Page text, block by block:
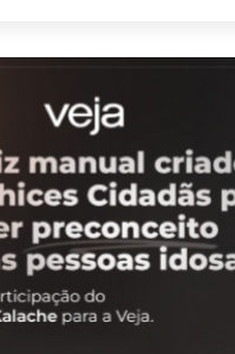
instituições e defensores
idosa em torno de um